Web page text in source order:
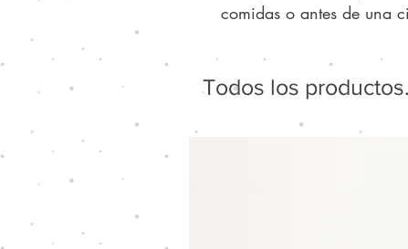
comidas o antes de una
Todos los productos.